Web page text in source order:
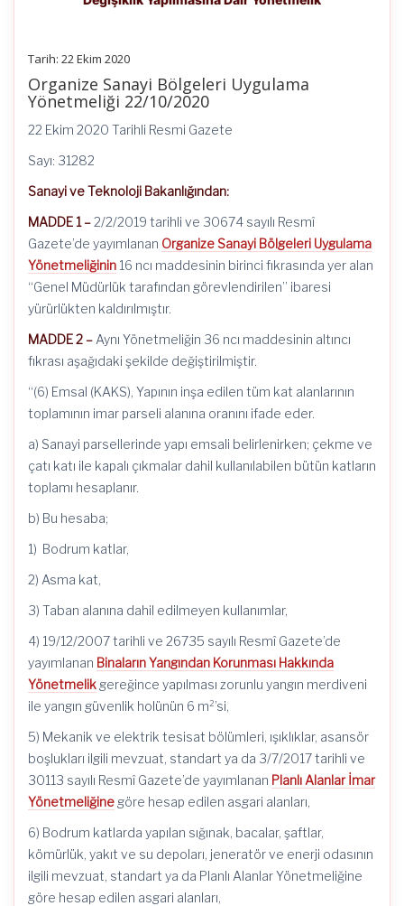
Tarih: 22 Ekim 2020
Organize Sanayi Bölgeleri Uygulama
Yönetmeliği 22/10/2020
22 Ekim 2020 Tarihli Resmi Gazete
Sayı: 31282
Sanayi ve Teknoloji Bakanlığından:
MADDE 1 –2/2/2019 tarihli ve 30674 sayılı Resmî
Gazete’de yayımlanan Organize Sanayi Bölgeleri Uygulama
Yönetmeliğinin 16 ncı maddesinin birinci fıkrasında yer alan
“Genel Müdürlük tarafından görevlendirilen” ibaresi
yürürlükten kaldırılmıştır.
MADDE 2 – Aynı Yönetmeliğin 36 ncı maddesinin altıncı
fıkrası aşağıdaki şekilde değiştirilmiştir.
“(6) Emsal (KAKS), Yapının inşa edilen tüm kat alanlarının
toplamının imar parseli alanına oranını ifade eder.
a) Sanayi parsellerinde yapı emsali belirlenirken; çekme ve
çatı katı ile kapalı çıkmalar dahil kullanılabilen bütün katların
toplamı hesaplanır.
b) Bu hesaba;
1) Bodrum katlar,
2) Asma kat,
3) Taban alanına dahil edilmeyen kullanımlar,
4) 19/12/2007 tarihli ve 26735 sayılı Resmî Gazete’de
yayımlanan Binaların Yangından Korunması Hakkında
Yönetmelik gereğince yapılması zorunlu yangın merdiveni
ile yangın güvenlik holünün 6 m²’si,
5) Mekanik ve elektrik tesisat bölümleri, ışıklıklar, asansör
boşlukları ilgili mevzuat, standart ya da 3/7/2017 tarihli ve
30113 sayılı Resmî Gazete’de yayımlanan Planlı Alanlar İmar
Yönetmeliğine göre hesap edilen asgari alanları,
6) Bodrum katlarda yapılan sığınak, bacalar, şaftlar,
kömürlük, yakıt ve su depoları, jeneratör ve enerji odasının
ilgili mevzuat, standart ya da Planlı Alanlar Yönetmeliğine
göre hesap edilen asgari alanları,